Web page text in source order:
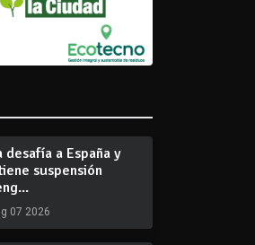
desafía a España y
suspensión
07 2026